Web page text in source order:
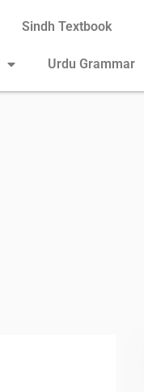
Sindh Textbook
Urdu Grammar